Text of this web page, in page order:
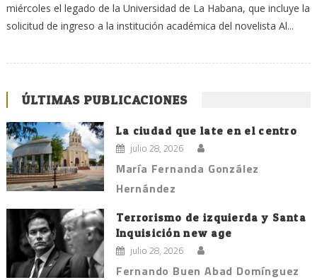
miércoles el legado de la Universidad de La Habana, que incluye la
solicitud de ingreso a la institución académica del novelista Al...
ÚLTIMAS PUBLICACIONES
La ciudad que late en el centro
julio 28, 2026
María Fernanda González
Hernández
Terrorismo de izquierda y Santa
Inquisición new age
julio 28, 2026
Fernando Buen Abad Domínguez